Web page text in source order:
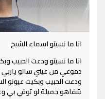
انا ما نسيتو اسماء الشيخ
انا ما نسيتو ودعت الحبيب
دموعي من عيني سالو ياربي
ودعت الحبيب وبكيت عيونو
شفاهو جميلة لو توفي بي